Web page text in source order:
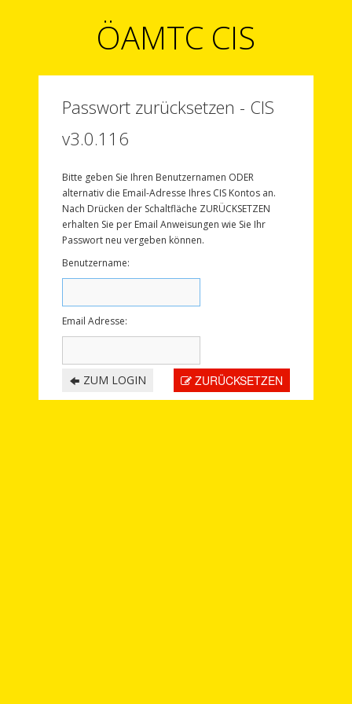
ÖAMTC CIS
Passwort zurücksetzen - CIS
v3.0.116
Bitte geben Sie Ihren Benutzernamen ODER
alternativ die Email-Adresse Ihres CIS Kontos an.
Nach Drücken der Schaltfläche ZURÜCKSETZEN
erhalten Sie per Email Anweisungen wie Sie Ihr
Passwort neu vergeben können.
Benutzername:
Email Adresse:
ZUM LOGIN ZURÜCKSETZEN